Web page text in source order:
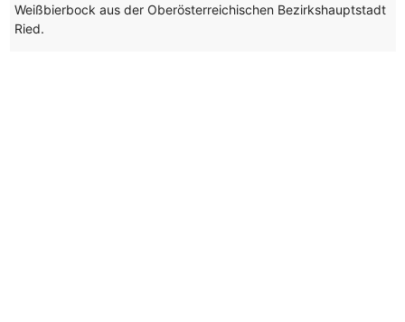
Weißbierbock aus der Oberösterreichischen Bezirkshauptstadt
Ried.